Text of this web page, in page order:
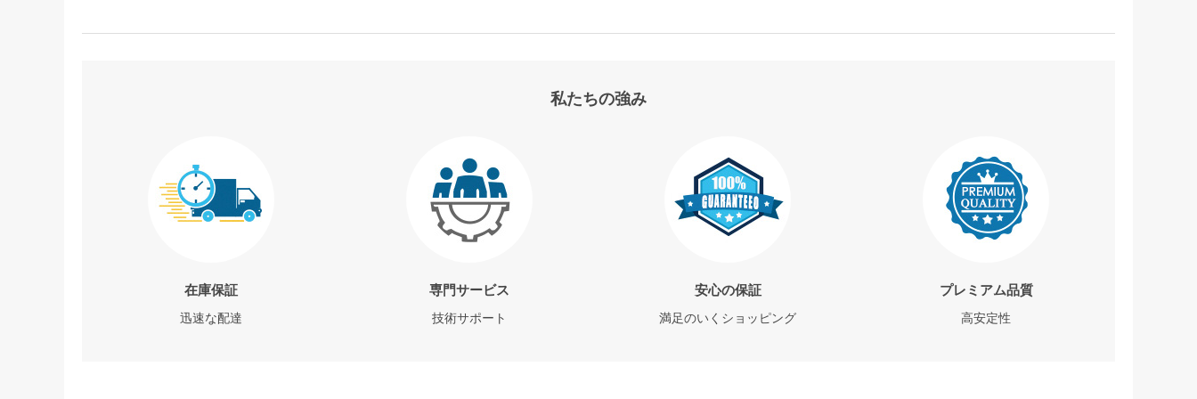
私たちの強み
在庫保証
迅速な配達
専門サービス
技術サポート
安心の保証
満足のいくショッピング
プレミアム品質
高安定性